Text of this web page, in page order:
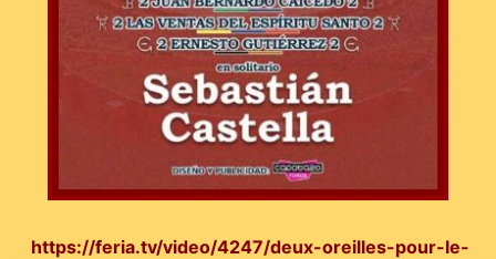
https://feria.tv/video/4247/deux-oreilles-pour-le-